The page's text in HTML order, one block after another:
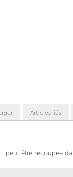
Articles liés
peut être recoupée